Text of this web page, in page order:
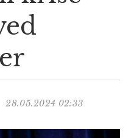
a
t
o
28.05.2024 02:33